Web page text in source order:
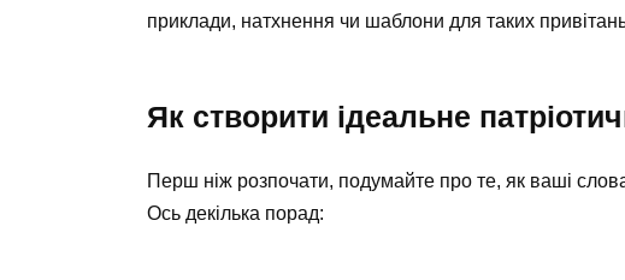
приклади, натхнення чи шаблони для таких
Як створити ідеальне
Перш ніж розпочати, подумайте про те, як ваші
Ось декілька порад: